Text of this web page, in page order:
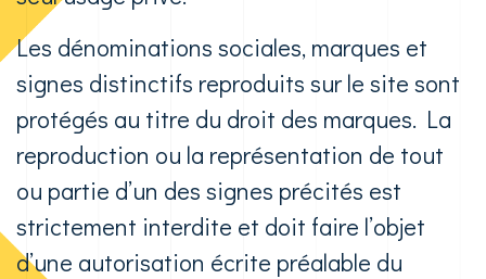
Les dénominations sociales, marques et
signes distinctifs reproduits sur le site sont
protégés au titre du droit des marques. La
reproduction ou la représentation de tout
ou partie d’un des signes précités est
strictement interdite et doit faire l’objet
d’une autorisation écrite préalable du